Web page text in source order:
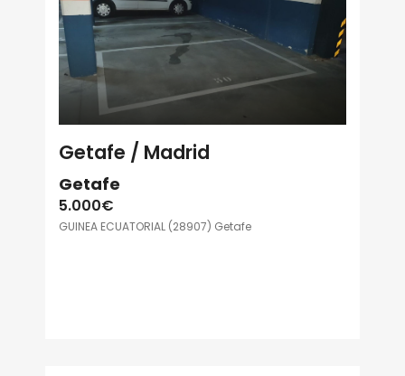
Getafe / Madrid
Getafe
5.000€
GUINEA ECUATORIAL (28907) Getafe